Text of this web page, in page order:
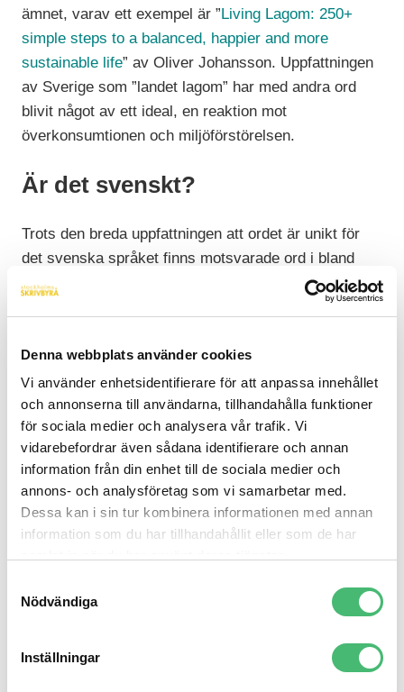
Denna webbplats använder cookies
Vi använder enhetsidentifierare för att anpassa innehållet
och annonserna till användarna, tillhandahålla funktioner
för sociala medier och analysera vår trafik. Vi
vidarebefordrar även sådana identifierare och annan
information från din enhet till de sociala medier och
annons- och analysföretag som vi samarbetar med.
Dessa kan i sin tur kombinera informationen med annan
information som du har tillhandahållit eller som de har
Nödvändiga
Inställningar
ämnet, varav ett exempel är ”Living Lagom: 250+
simple steps to a balanced, happier and more
sustainable life” av Oliver Johansson. Uppfattningen
av Sverige som ”landet lagom” har med andra ord
blivit något av ett ideal, en reaktion mot
överkonsumtionen och miljöförstörelsen.
Är det svenskt?
Trots den breda uppfattningen att ordet är unikt för
det svenska språket finns motsvarade ord i bland
annat norska, danska, finska, thailändska och
japanska. Men varför förknippar då så många ordet
starkt kopplat med våra värderingar och vår kultur. Vi
ska inte vara för mycket av något, vare sig det gäller
politik eller mjölk. Mellanmjölk ska det vara, helt
enkelt!
Lagom, lagomt, lagoma
Huruvida ordet lagom kan böjas eller inte är en
är inte särskilt ovanligt att numera höra folk slänga
svider det i vissa språkvetares öron när de hör detta,